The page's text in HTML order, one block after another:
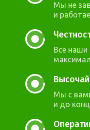
Мы не
и
Все наши
Мы с
и до